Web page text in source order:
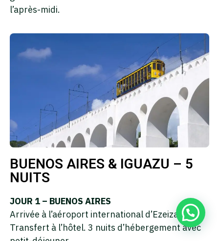
l’après-midi.
BUENOS AIRES & IGUAZU – 5
NUITS
JOUR 1 – BUENOS AIRES
Arrivée à l’aéroport international d’Ezeiza.
Transfert à l’hôtel. 3 nuits d’hébergement avec